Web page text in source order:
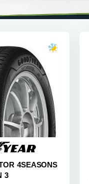
4SEASONS
3